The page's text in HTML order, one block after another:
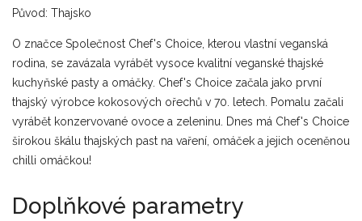
Původ: Thajsko
O značce Společnost Chef's Choice, kterou vlastní veganská
rodina, se zavázala vyrábět vysoce kvalitní veganské thajské
kuchyňské pasty a omáčky. Chef's Choice začala jako první
thajský výrobce kokosových ořechů v 70. letech.
Pomalu začali
vyrábět konzervované ovoce a zeleninu.
Dnes má Chef's Choice
širokou škálu thajských past na vaření, omáček a jejich oceněnou
chilli omáčkou!
Doplňkové parametry